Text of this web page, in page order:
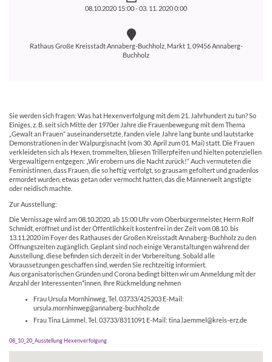
08.10.2020 15:00 -03. 11. 2020 0:00
Rathaus Große Kreisstadt Annaberg-Buchholz, Markt 1, 09456 Annaberg-
Buchholz
Sie werden sich fragen: Was hat Hexenverfolgung mit dem 21. Jahrhundert zu tun? So
Einiges, z. B. seit sich Mitte der 1970er Jahre die Frauenbewegung mit dem Thema
„Gewalt an Frauen“ auseinandersetzte, fanden viele Jahre lang bunte und lautstarke
Demonstrationen in der Walpurgisnacht (vom 30. April zum 01. Mai) statt. Die Frauen
verkleideten sich als Hexen, trommelten, bliesen Trillerpfeifen und hielten potenziellen
Vergewaltigern entgegen: „Wir erobern uns die Nacht zurück!“ Auch vermuteten die
Feministinnen, dass Frauen, die so heftig verfolgt, so grausam gefoltert und gnadenlos
ermordet wurden, etwas getan oder vermocht hatten, das die Männerwelt ängstigte
oder neidisch machte.
Zur Ausstellung:
Die Vernissage wird am 08.10.2020, ab 15:00 Uhr vom Oberbürgermeister, Herrn Rolf
Schmidt, eröffnet und ist der Öffentlichkeit kostenfrei in der Zeit vom 08.10. bis
13.11.2020 im Foyer des Rathauses der Großen Kreisstadt Annaberg-Buchholz zu den
Öffnungszeiten zugänglich. Geplant sind noch einige Veranstaltungen während der
Ausstellung, diese befinden sich derzeit in der Vorbereitung. Sobald alle
Voraussetzungen geschaffen sind, werden Sie rechtzeitig informiert.
Aus organisatorischen Gründen und Corona bedingt bitten wir um Anmeldung mit der
Anzahl der Interessenten*innen. Ihre Rückmeldung nehmen
Frau Ursula Mornhinweg, Tel. 03733/425203 E-Mail:
ursula.mornhinweg@annaberg-buchholz.de
Frau Tina Lämmel, Tel. 03733/8311091 E-Mail: tina.laemmel@kreis-erz.de
08_10_20_Ausstellung Hexenverfolgung